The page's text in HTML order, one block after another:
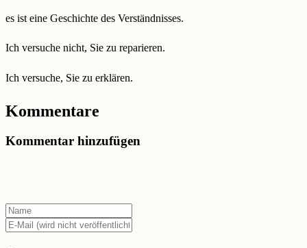
es ist eine Geschichte des Verständnisses.
Ich versuche nicht, Sie zu reparieren.
Ich versuche, Sie zu erklären.
Kommentare
Kommentar hinzufügen